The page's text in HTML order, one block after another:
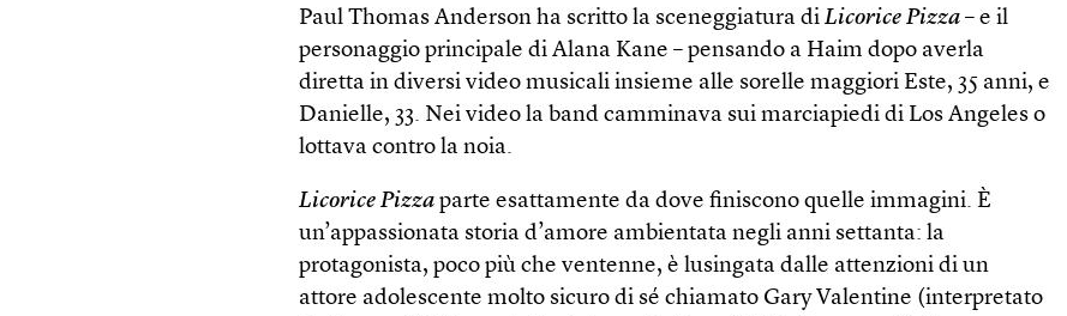
Paul Thomas Anderson ha scritto la sceneggiatura diLicorice Pizza – e il
personaggio principale di Alana Kane – pensando a Haim dopo averla
diretta in diversi video musicali insieme alle sorelle maggiori Este, 35 anni, e
Danielle, 33. Nei video la band camminava sui marciapiedi di Los Angeles o
lottava contro la noia.
Licorice Pizza parte esattamente da dove finiscono quelle immagini. È
un’appassionata storia d’amore ambientata negli anni settanta: la
protagonista, poco più che ventenne, è lusingata dalle attenzioni di un
attore adolescente molto sicuro di sé chiamato Gary Valentine (interpretato